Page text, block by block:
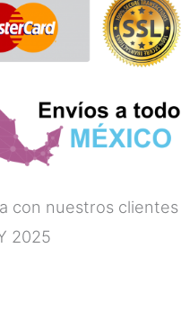
con nuestros clientes
2025